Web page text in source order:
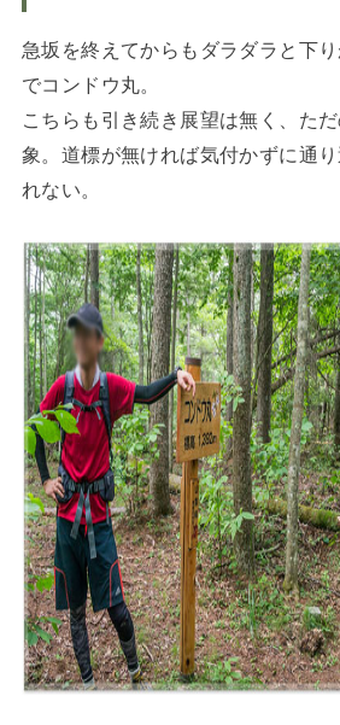
急坂を終えてからもダラダラと下
でコンドウ丸。
こちらも引き続き展望は無く、た
象。道標が無ければ気付かずに通
れない。